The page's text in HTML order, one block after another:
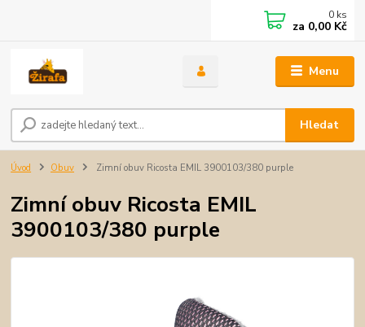
Menu
Hledat
0 ks
za 0,00 Kč
Úvod Obuv Zimní obuv Ricosta EMIL 3900103/380 purple
Zimní obuv Ricosta EMIL
3900103/380 purple